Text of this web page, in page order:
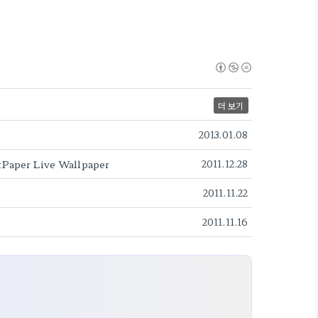
더 보기
2013.01.08
Live Wallpaper 2011.12.28
2011.11.22
2011.11.16